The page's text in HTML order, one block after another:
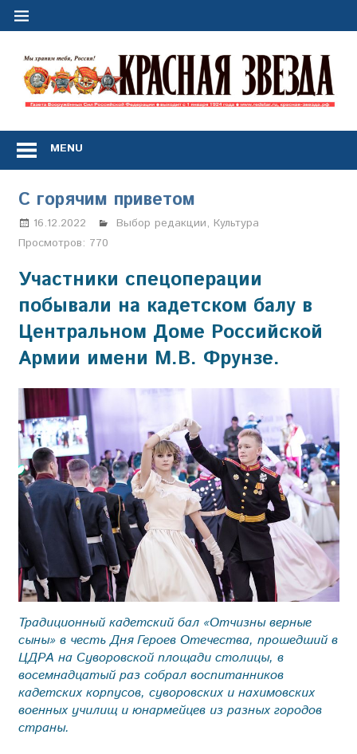
Перейти
Сил
Российской
Федерации
*
выходит
с
января
1924
года
MENU
С горячим приветом
16.12.2022 Настя Свиридова
Выбор редакции, Культура
Просмотров: 770
Участники спецоперации
побывали на кадетском балу в
Центральном Доме Российской
Армии имени М.В. Фрунзе.
Традиционный кадетский бал «Отчизны верные
сыны» в честь Дня Героев Отечества, прошедший в
ЦДРА на Суворовской площади столицы, в
восемнадцатый раз собрал воспитанников
кадетских корпусов, суворовских и нахимовских
военных училищ и юнармейцев из разных городов
страны.